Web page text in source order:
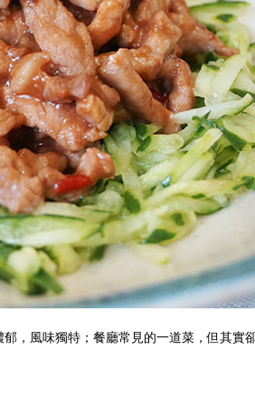
，風味獨特； 餐廳常見的一道菜，但其實